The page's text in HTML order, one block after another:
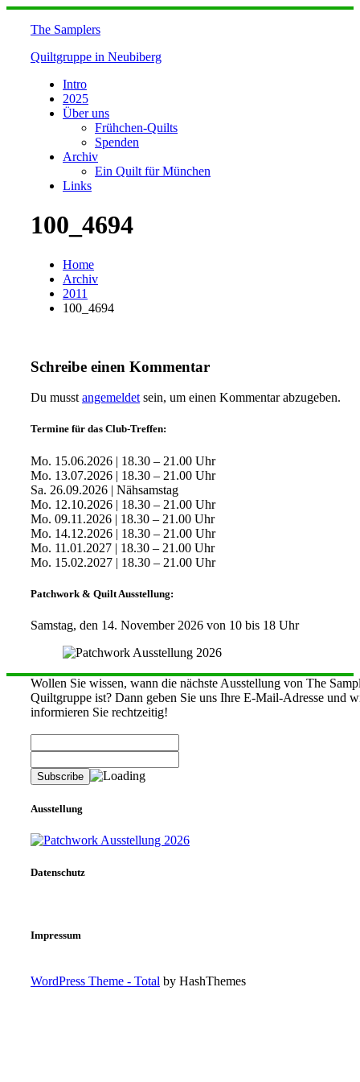
Skip
The Samplers
Quiltgruppe in Neubiberg
Intro
2025
Über uns
Frühchen-Quilts
Spenden
Archiv
Ein Quilt für München
Links
100_4694
Home
Archiv
2011
100_4694
Schreibe einen Kommentar
Du musst angemeldet sein, um einen Kommentar abzugeben.
Termine für das Club-Treffen:
Mo. 15.06.2026 | 18.30 – 21.00 Uhr
Mo. 13.07.2026 | 18.30 – 21.00 Uhr
Sa. 26.09.2026 | Nähsamstag
Mo. 12.10.2026 | 18.30 – 21.00 Uhr
Mo. 09.11.2026 | 18.30 – 21.00 Uhr
Mo. 14.12.2026 | 18.30 – 21.00 Uhr
Mo. 11.01.2027 | 18.30 – 21.00 Uhr
Mo. 15.02.2027 | 18.30 – 21.00 Uhr
Patchwork & Quilt Ausstellung:
Samstag, den 14. November 2026 von 10 bis 18 Uhr
Wollen Sie wissen, wann die nächste Ausstellung von The
Quiltgruppe ist? Dann geben Sie uns Ihre E-Mail-Adresse und
informieren Sie rechtzeitig!
Ausstellung
Datenschutz
Impressum
WordPress Theme - Total by HashThemes